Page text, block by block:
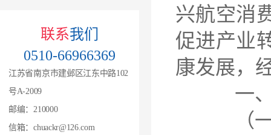
联系我们
0510-66966369
江苏省南京市建邺区江东中路102
号A-2009
邮编：210000
信箱：chuackr@126.com
兴航空消
促进产业
康发展，
一、
（一）